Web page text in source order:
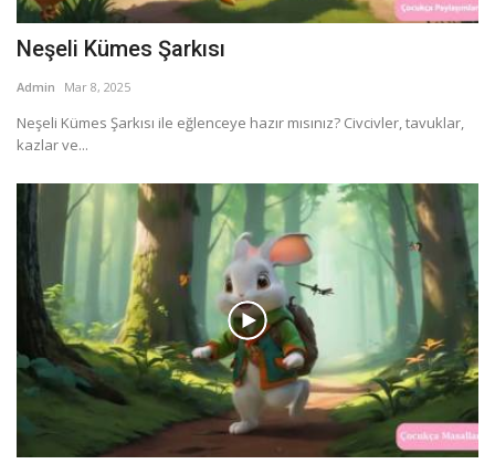
Neşeli Kümes Şarkısı
Admin Mar 8, 2025
Neşeli Kümes Şarkısı ile eğlenceye hazır mısınız? Civcivler, tavuklar,
kazlar ve...